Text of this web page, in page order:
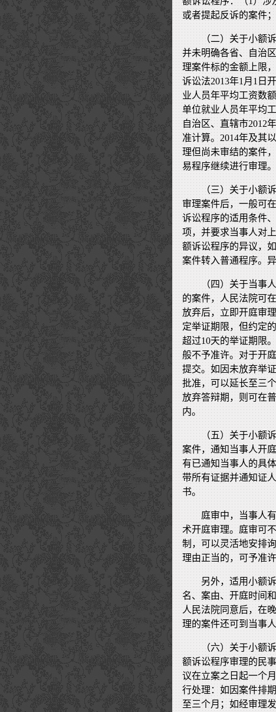
或者提起反诉的案件
（二）关于小额
并未明确各省、自治
理案件标的金额上限
诉讼法2013年1月1日
业人员年平均工资数
单位就业人员年平均
自治区、直辖市2012
准计算。2014年及其
理但尚未审结的案件
易程序继续进行审理。
（三）关于小额
审理案件后，一般可
诉讼程序的适用条件
项，并要求当事人对
额诉讼程序的异议，
案件转入普通程序。
（四）关于当事
的案件，人民法院可
放弃后，立即开庭审
定举证期限，但约定
超过10天的举证期限
般不予准许。对于开
提交。如因未放弃举
批准，可以延长至三
放弃答辩期，则可在
内。
（五）关于小额
案件，通知当事人开
有已通知当事人的具
带所有证据并通知证
书。
庭审中，当事人
术开庭审理。庭审可
制，可以灵活地安排
理由正当的，可予准
另外，适用小额
名、案由、开庭时间
人民法院同意后，在
理的案件还可到当事
（六）关于小额
额诉讼程序审理的民
议在立案之日起一个
行处理：如因案件排
至三个月；如经审理